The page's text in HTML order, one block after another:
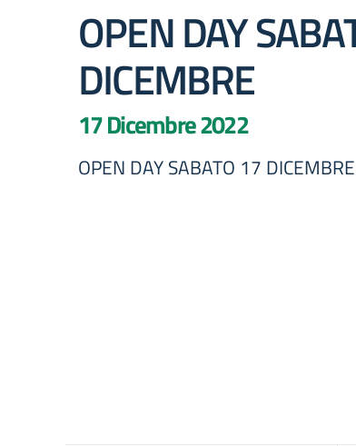
OPEN DAY
DICEMBRE
17 Dicembre 2022
OPEN DAY SABATO 17 DICEMBRE